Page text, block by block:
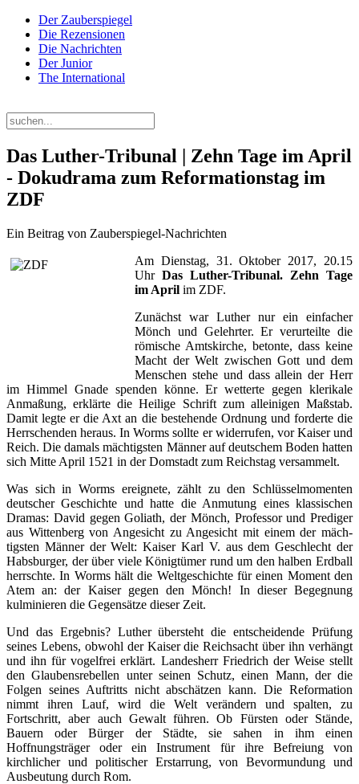
Der Zauberspiegel
Die Rezensionen
Die Nachrichten
Der Junior
The International
Das Luther-Tribunal | Zehn Tage im April
- Dokudrama zum Reformationstag im
ZDF
Ein Beitrag von Zauberspiegel-Nachrichten
Am Dienstag, 31. Oktober 2017, 20.15
Uhr Das Luther-Tribunal. Zehn Tage
im April im ZDF.
Zunächst war Luther nur ein einfacher
Mönch und Gelehrter. Er verurteilte die
römische Amtskirche, betonte, dass keine
Macht der Welt zwischen Gott und dem
Menschen stehe und dass allein der Herr
im Himmel Gnade spenden könne. Er wetterte gegen kleri­kale
Anmaßung, erklärte die Heilige Schrift zum alleinigen Maß­stab.
Damit legte er die Axt an die bestehende Ordnung und forderte die
Herrschenden heraus. In Worms sollte er widerrufen, vor Kaiser und
Reich. Die damals mächtigsten Männer auf deut­schem Boden hatten
sich Mitte April 1521 in der Domstadt zum Reichstag versammelt.
Was sich in Worms ereignete, zählt zu den Schlüsselmomenten
deutscher Geschichte und hatte die Anmutung eines klassischen
Dramas: David gegen Goliath, der Mönch, Professor und Prediger
aus Wittenberg von Angesicht zu Angesicht mit einem der mäch­
tigsten Männer der Welt: Kaiser Karl V. aus dem Geschlecht der
Habsburger, der über viele Königtümer rund um den halben Erd­ball
herrschte. In Worms hält die Weltgeschichte für einen Moment den
Atem an: der Kaiser gegen den Mönch! In dieser Begegnung
kulminieren die Gegensätze dieser Zeit.
Und das Ergebnis? Luther übersteht die entscheidende Prüfung
seines Lebens, obwohl der Kaiser die Reichsacht über ihn ver­hängt
und ihn für vogelfrei erklärt. Landesherr Friedrich der Weise stellt
den Glaubensrebellen unter seinen Schutz, einen Mann, der die
Folgen seines Auftritts nicht abschätzen kann. Die Reformation
nimmt ihren Lauf, wird die Welt verändern und spalten, zu
Fortschritt, aber auch Gewalt führen. Ob Fürsten oder Stände,
Bauern oder Bürger der Städte, sie sahen in ihm einen
Hoffnungsträger oder ein Instrument für ihre Befreiung von
kirchlicher und politischer Erstarrung, von Bevor­mun­dung und
Ausbeutung durch Rom.